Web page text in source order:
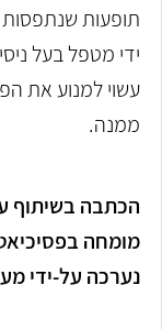
תופעות
ידי מטפל בעל
עשוי למנוע את
ממנה.
הכתבה בשיתוף
מומחה
נערכה על-ידי